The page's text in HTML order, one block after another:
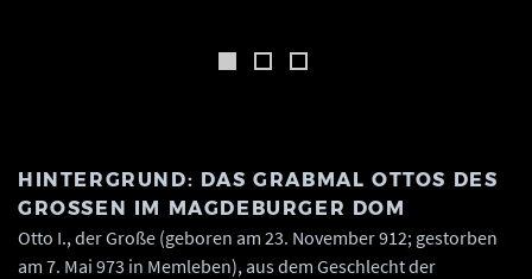
HINTERGRUND: DAS GRABMAL OTTOS DES
GROSSEN IM MAGDEBURGER DOM
Otto I., der Große (geboren am 23. November 912; gestorben
am 7. Mai 973 in Memleben), aus dem Geschlecht der